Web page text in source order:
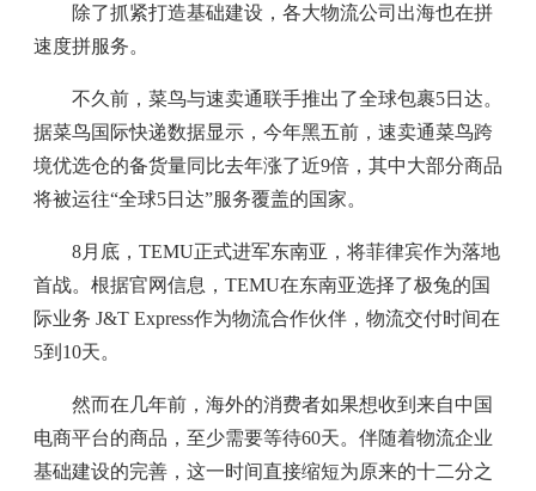
除了抓紧打造基础建设，各大物流公司出海也在拼
速度拼服务。
不久前，菜鸟与速卖通联手推出了全球包裹5日达。
据菜鸟国际快递数据显示，今年黑五前，速卖通菜鸟跨
境优选仓的备货量同比去年涨了近9倍，其中大部分商品
将被运往“全球5日达”服务覆盖的国家。
8月底，TEMU正式进军东南亚，将菲律宾作为落地
首战。根据官网信息，TEMU在东南亚选择了极兔的国
际业务 J&T Express作为物流合作伙伴，物流交付时间在
5到10天。
然而在几年前，海外的消费者如果想收到来自中国
电商平台的商品，至少需要等待60天。伴随着物流企业
基础建设的完善，这一时间直接缩短为原来的十二分之